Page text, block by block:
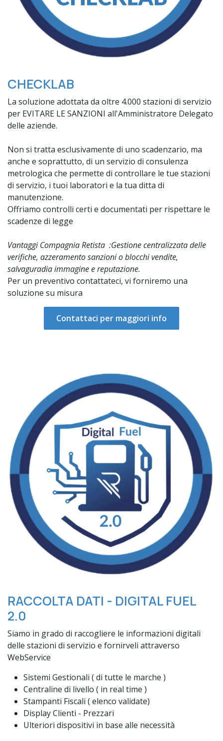
CHECKLAB
La soluzione adottata da oltre 4.000 stazioni di servizio
per EVITARE LE SANZIONI all'Amministratore Delegato
delle aziende.
Non si tratta esclusivamente di uno scadenzario, ma
anche e soprattutto, di un servizio di consulenza
metrologica che permette di controllare le tue stazioni
di servizio, i tuoi laboratori e la tua ditta di
manutenzione.
Offriamo controlli certi e documentati per rispettare le
scadenze di legge
Vantaggi Compagnia Retista :Gestione centralizzata delle
verifiche, azzeramento sanzioni o blocchi vendite,
salvaguradia immagine e reputazione.
Per un preventivo contattateci, vi forniremo una
soluzione su misura
Contattaci per maggiori info
RACCOLTA DATI - DIGITAL FUEL
2.0
Siamo in grado di raccogliere le informazioni digitali
delle stazioni di servizio e fornirveli attraverso
WebService
Sistemi Gestionali ( di tutte le marche )
Centraline di livello ( in real time )
Stampanti Fiscali ( elenco validate)
Display Clienti - Prezzari
Ulteriori dispositivi in base alle necessità